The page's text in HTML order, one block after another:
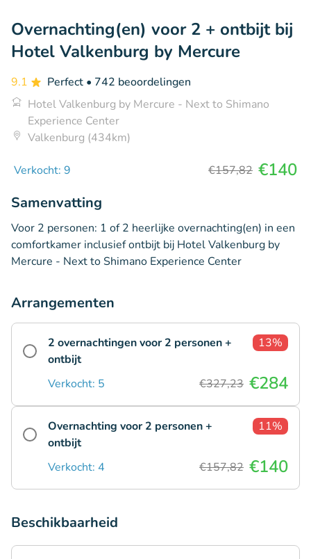
Overnachting(en) voor 2 + ontbijt bij
Hotel Valkenburg by Mercure
9.1 Perfect • 742 beoordelingen
Hotel Valkenburg by Mercure - Next to Shimano
Experience Center
Valkenburg (434km)
Verkocht: 9 €157,82 €140
Samenvatting
Voor 2 personen: 1 of 2 heerlijke overnachting(en) in een
comfortkamer inclusief ontbijt bij Hotel Valkenburg by
Mercure - Next to Shimano Experience Center
Arrangementen
2 overnachtingen voor 2 personen +
ontbijt
13%
Verkocht: 5 €327,23 €284
Overnachting voor 2 personen +
ontbijt
11%
Verkocht: 4 €157,82 €140
Beschikbaarheid